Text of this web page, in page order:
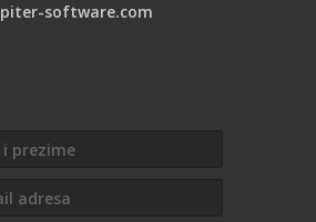
software.com